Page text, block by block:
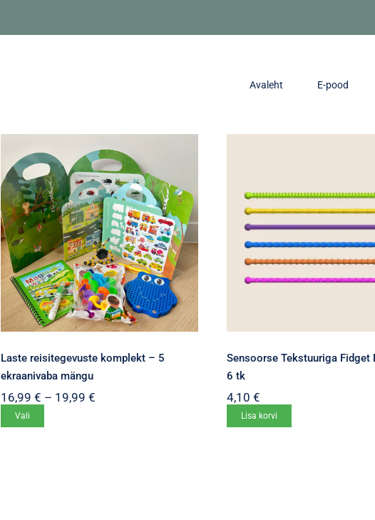
Avaleht E-pood
Laste reisitegevuste komplekt – 5
ekraanivaba mängu
16,99 € – 19,99 €Hinnavahemik:
Vali
Sensoorse Tekstuuriga Fidget
6 tk
4,10 €
Lisa korvi